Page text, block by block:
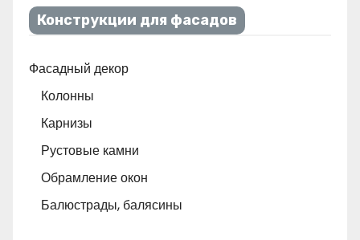
Конструкции для фасадов
Фасадный декор
Колонны
Карнизы
Рустовые камни
Обрамление окон
Балюстрады, балясины